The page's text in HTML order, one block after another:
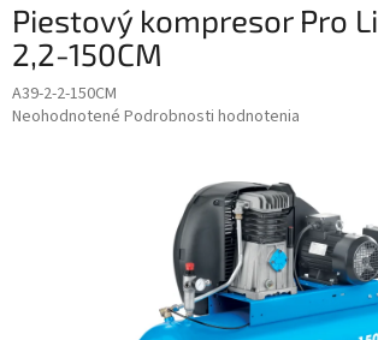
Piestový kompresor Pro
2,2-150CM
A39-2-2-150CM
Priemerné
Neohodnotené Podrobnosti hodnotenia